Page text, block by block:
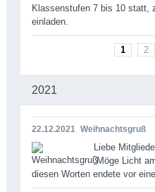
Klassenstufen 7 bis 10 statt,
einladen.
1 2
2021
22.12.2021 Weihnachtsgruß
Liebe
„Möge Licht
diesen Worten endete vor